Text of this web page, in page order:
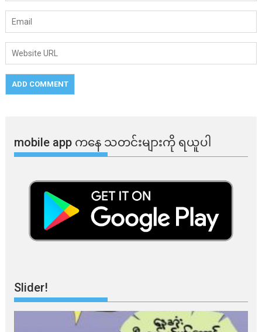
mobile app ​​ကနေ ​​သတင်းများကို ရယူပါ
Slider!